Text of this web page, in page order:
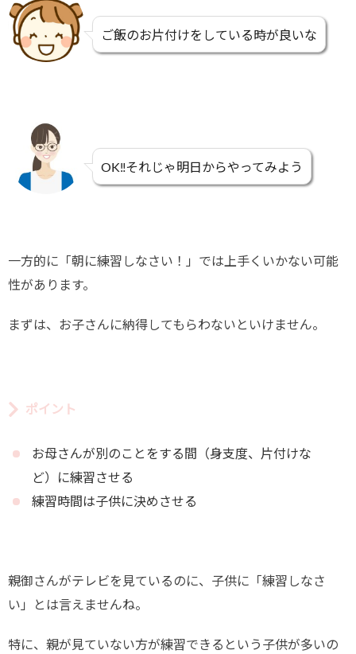
ご飯のお片付けをしている時が良いな
OK‼それじゃ明日からやってみよう
一方的に「朝に練習しなさい！」では上手くいかない可能
性があります。
まずは、お子さんに納得してもらわないといけません。
ポイント
お母さんが別のことをする間（身支度、片付けな
ど）に練習させる
練習時間は子供に決めさせる
親御さんがテレビを見ているのに、子供に「練習しなさ
い」とは言えませんね。
特に、親が見ていない方が練習できるという子供が多いの